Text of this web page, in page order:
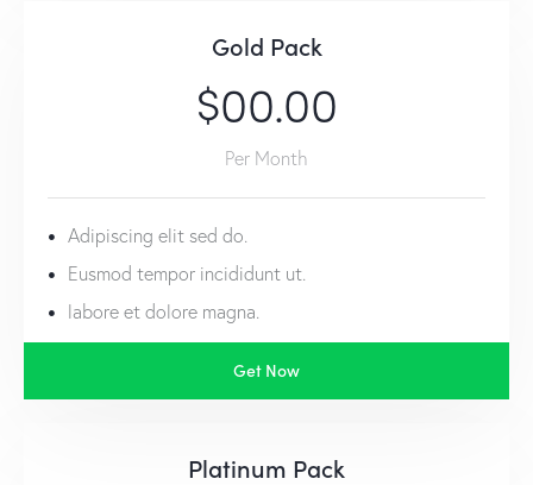
Gold Pack
$00.00
Per Month
Adipiscing elit sed do.
Eusmod tempor incididunt ut.
labore et dolore magna.
Get Now
Platinum Pack